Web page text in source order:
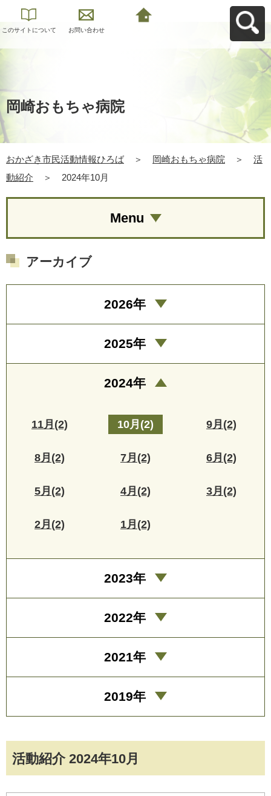
このサイトについて お問い合わせ
岡崎おもちゃ病院
おかざき市民活動情報ひろば ＞ 岡崎おもちゃ病院 ＞
活
動紹介
＞ 2024年10月
活動紹介 2024年10月
Menu
アーカイブ
2026年
2025年
2024年
11月(2) 10月(2) 9月(2)
8月(2) 7月(2) 6月(2)
5月(2) 4月(2) 3月(2)
2月(2) 1月(2)
2023年
2022年
2021年
2019年